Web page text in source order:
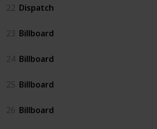
22 Dispatch
23 Billboard
24 Billboard
25 Billboard
26 Billboard